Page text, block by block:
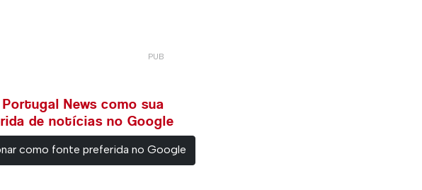
News como sua
de notícias no Google
como fonte preferida no Google